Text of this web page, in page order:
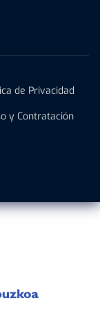
de Privacidad
y Contratación